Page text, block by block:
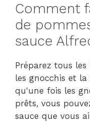
Comment
de
sauce
Préparez tous
les gnocchis et
qu'une fois les
prêts, vous
sauce que vous